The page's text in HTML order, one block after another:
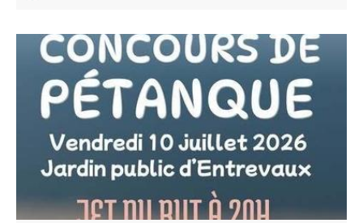
Concours de pétanque en doublette constituée au jardin
public d'Entrevaux. Jet du but à 20h. Inscription à partir
de 19h.